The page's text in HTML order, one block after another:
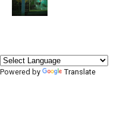
Powered by Translate